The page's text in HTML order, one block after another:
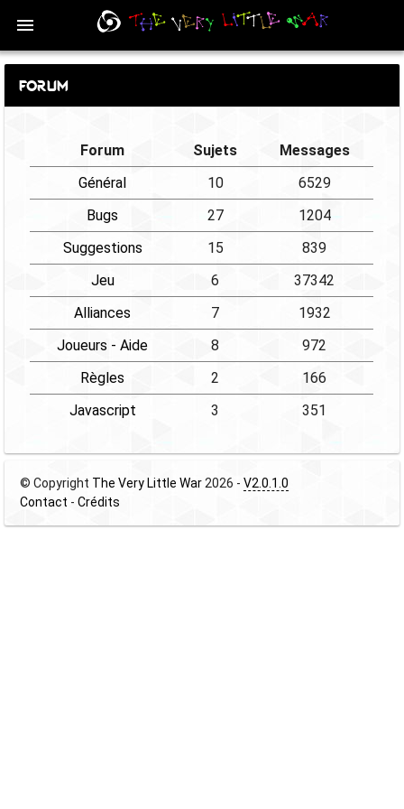
Forum
Forum Sujets
Messages
Général
10
6529
Bugs
27
1204
Suggestions
15
839
Jeu
6
37342
Alliances
7
1932
Joueurs - Aide
8
972
Règles
2
166
Javascript
3 351
© Copyright The Very Little War 2026 - V2.0.1.0
Contact - Crédits